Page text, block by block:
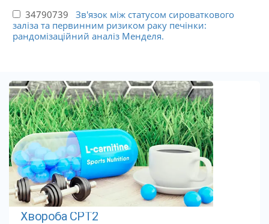
34790739 Зв'язок між статусом сироваткового
заліза та первинним ризиком раку печінки:
рандомізаційний аналіз Менделя.
Хвороба CPT2